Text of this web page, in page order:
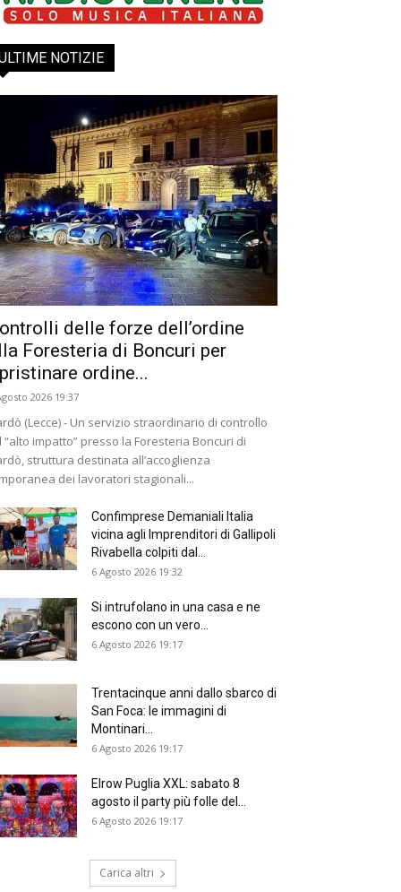
NOTIZIE
delle forze dell’ordine
Foresteria di Boncuri per
ordine...
2026 19:37
(Lecce) - Un servizio straordinario di controllo
“alto impatto” presso la Foresteria Boncuri di
struttura destinata all’accoglienza
dei lavoratori stagionali...
Confimprese Demaniali Italia
vicina agli Imprenditori di Gallipoli
Rivabella colpiti dal...
6 Agosto 2026 19:32
Si intrufolano in una casa e ne
escono con un vero...
6 Agosto 2026 19:17
Trentacinque anni dallo sbarco di
San Foca: le immagini di
Montinari...
6 Agosto 2026 19:17
Elrow Puglia XXL: sabato 8
agosto il party più folle del...
6 Agosto 2026 19:17
Carica altri